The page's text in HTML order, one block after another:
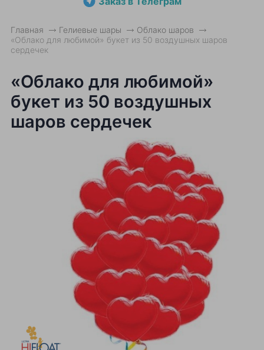
Главная Гелиевые шары
Облако шаров
«Облако для любимой» букет из 50 воздушных шаров
сердечек
«Облако для любимой»
букет из 50 воздушных
шаров сердечек